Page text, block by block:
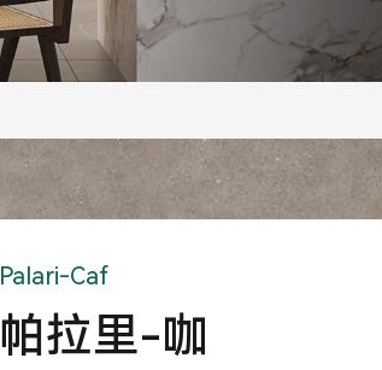
Palari-Caf
帕拉里-咖